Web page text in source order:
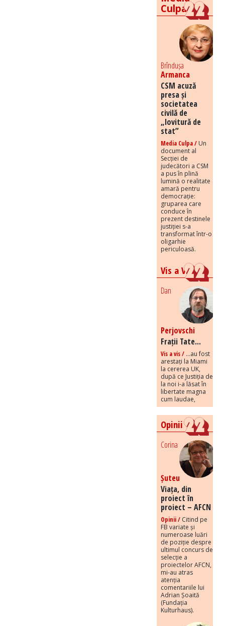
Culpa
Brîndușa
Armanca
CSM acuză
presa și
societatea
civilă de
„lovitură de
stat”
Media Culpa / Un
document al
Secției de
judecători a CSM
a pus în plină
lumină o realitate
amară pentru
democrație:
gruparea care
conduce în
prezent destinele
justiției s-a
transformat într-o
oligarhie
periculoasă.
Vis a Vis
Dan
Perjovschi
Frații Tate...
Vis a vis / ...au fost
arestați la Miami
la cererea UK,
după ce Justiția de
la noi i-a lăsat în
libertate magna
cum laudae,
Opinii
Corina
Șuteu
Viața, din
proiect în
proiect – AFCN
Opinii / Citind pe
FB variate și
numeroase luări
de poziție despre
ultimul concurs de
selecție a
proiectelor AFCN,
mi-au atras
atenția
comentariile lui
Adrian Șoaită
(Fundația
Kulturhaus).